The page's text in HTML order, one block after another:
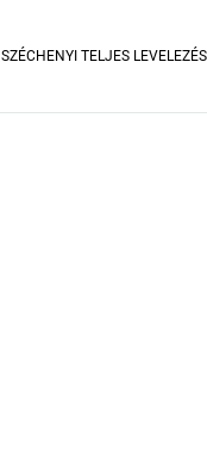
SZÉCHENYI TELJES